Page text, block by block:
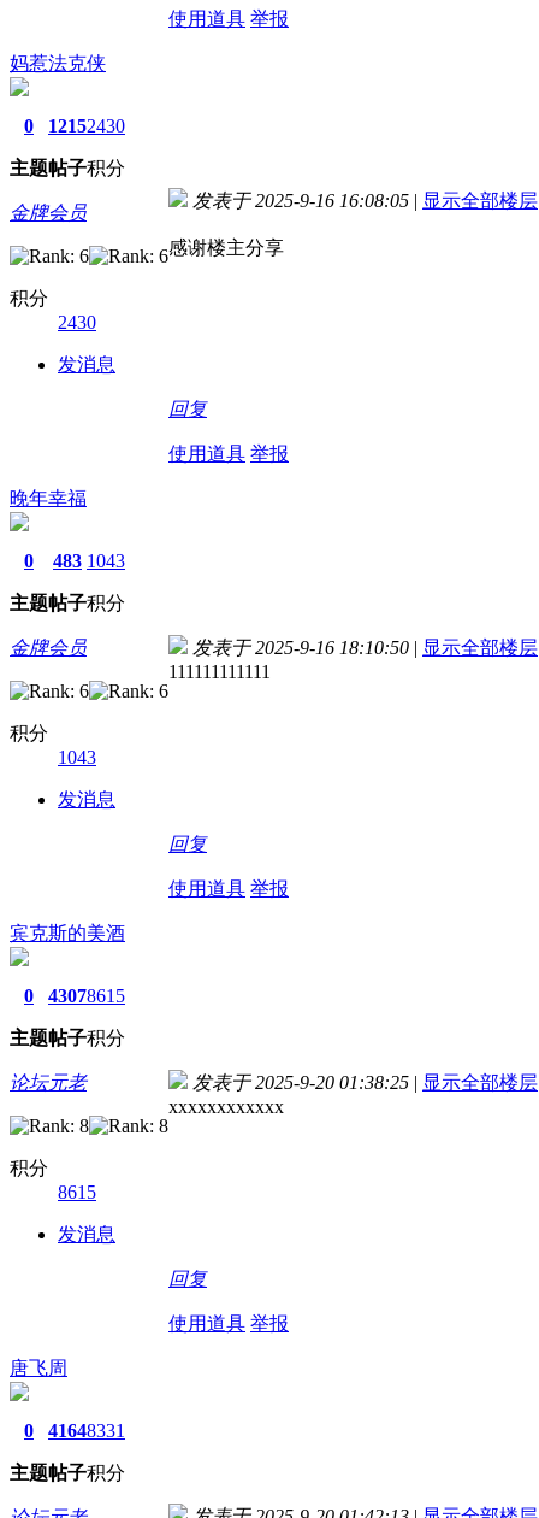
使用道具 举报
妈惹法克侠
0
主题
1215
帖子
2430
积分
金牌会员
积分
2430
发消息
发表于 2025-9-16 16:08:05 | 显示全部楼层
感谢楼主分享
回复
使用道具 举报
晚年幸福
0
主题
483
帖子
1043
积分
金牌会员
积分
1043
发消息
发表于 2025-9-16 18:10:50 | 显示全部楼层
111111111111
回复
使用道具 举报
宾克斯的美酒
0
主题
4307
帖子
8615
积分
论坛元老
积分
8615
发消息
发表于 2025-9-20 01:38:25 | 显示全部楼层
xxxxxxxxxxxx
回复
使用道具 举报
唐飞周
0
主题
4164
帖子
8331
积分